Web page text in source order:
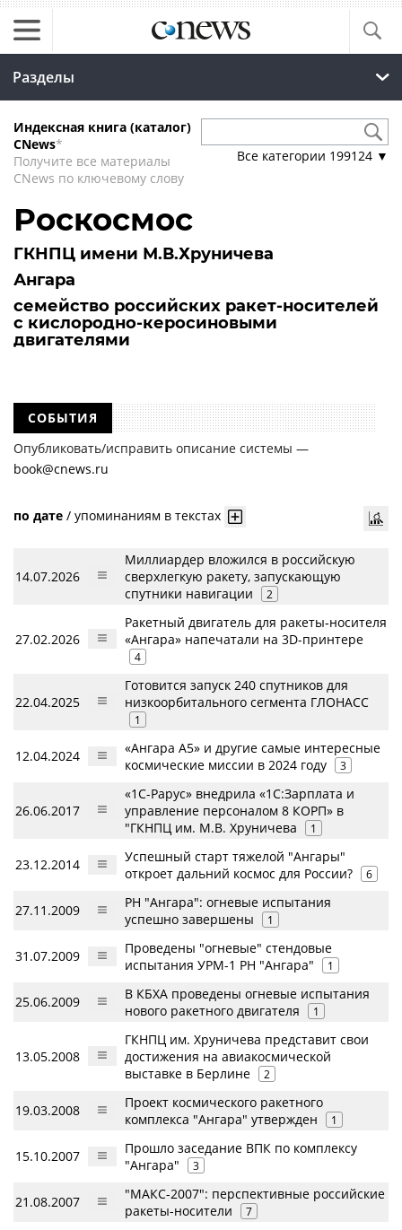
Разделы
Индексная книга (каталог)
CNews*
Получите все материалы
CNews по ключевому слову
Все категории 199124 ▼
Роскосмос
ГКНПЦ имени М.В.Хруничева
Ангара
семейство российских ракет-носителей
с кислородно-керосиновыми
двигателями
СОБЫТИЯ
Опубликовать/исправить описание системы —
book@cnews.ru
по дате / упоминаниям в текстах
14.07.2026
Миллиардер вложился в российскую
сверхлегкую ракету, запускающую
спутники навигации
2
27.02.2026
Ракетный двигатель для ракеты‑носителя
«Ангара» напечатали на 3D-принтере
4
22.04.2025
Готовится запуск 240 спутников для
низкоорбитального сегмента ГЛОНАСС
1
12.04.2024
«Ангара А5» и другие самые интересные
космические миссии в 2024 году
3
26.06.2017
«1С-Рарус» внедрила «1С:Зарплата и
управление персоналом 8 КОРП» в
"ГКНПЦ им. М.В. Хруничева
1
23.12.2014
Успешный старт тяжелой "Ангары"
откроет дальний космос для России?
6
27.11.2009
РН "Ангара": огневые испытания
успешно завершены
1
31.07.2009
Проведены "огневые" стендовые
испытания УРМ-1 РН "Ангара"
1
25.06.2009
В КБХА проведены огневые испытания
нового ракетного двигателя
1
13.05.2008
ГКНПЦ им. Хруничева представит свои
достижения на авиакосмической
выставке в Берлине
2
19.03.2008
Проект космического ракетного
комплекса "Ангара" утвержден
1
15.10.2007
Прошло заседание ВПК по комплексу
"Ангара"
3
21.08.2007
"МАКС-2007": перспективные российские
ракеты-носители
7